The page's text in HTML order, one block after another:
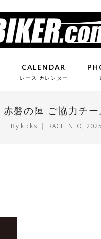
CALENDAR
レース カレンダー
磐の陣 ご協力チ
By kicks RACE INFO